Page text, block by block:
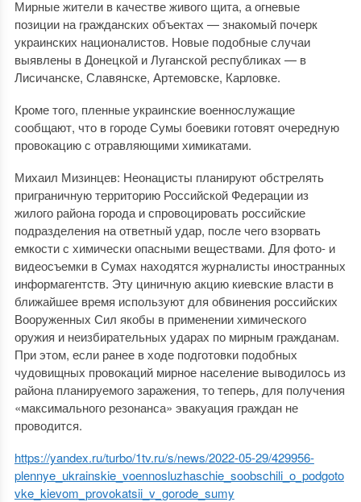
Мирные жители в качестве живого щита, а огневые
позиции на гражданских объектах — знакомый почерк
украинских националистов. Новые подобные случаи
выявлены в Донецкой и Луганской республиках — в
Лисичанске, Славянске, Артемовске, Карловке.
Кроме того, пленные украинские военнослужащие
сообщают, что в городе Сумы боевики готовят очередную
провокацию с отравляющими химикатами.
Михаил Мизинцев: Неонацисты планируют обстрелять
приграничную территорию Российской Федерации из
жилого района города и спровоцировать российские
подразделения на ответный удар, после чего взорвать
емкости с химически опасными веществами. Для фото- и
видеосъемки в Сумах находятся журналисты иностранных
информагентств. Эту циничную акцию киевские власти в
ближайшее время используют для обвинения российских
Вооруженных Сил якобы в применении химического
оружия и неизбирательных ударах по мирным гражданам.
При этом, если ранее в ходе подготовки подобных
чудовищных провокаций мирное население выводилось из
района планируемого заражения, то теперь, для получения
«максимального резонанса» эвакуация граждан не
проводится.
https://yandex.ru/turbo/1tv.ru/s/news/2022-05-29/429956-
plennye_ukrainskie_voennosluzhaschie_soobschili_o_podgoto
vke_kievom_provokatsii_v_gorode_sumy